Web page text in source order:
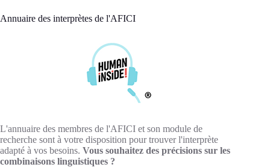
Annuaire des interprètes de l'AFICI
L'annuaire des membres de l'AFICI et son module de
recherche sont à votre disposition pour trouver l'interprète
adapté à vos besoins. Vous souhaitez des précisions sur les
combinaisons linguistiques ?